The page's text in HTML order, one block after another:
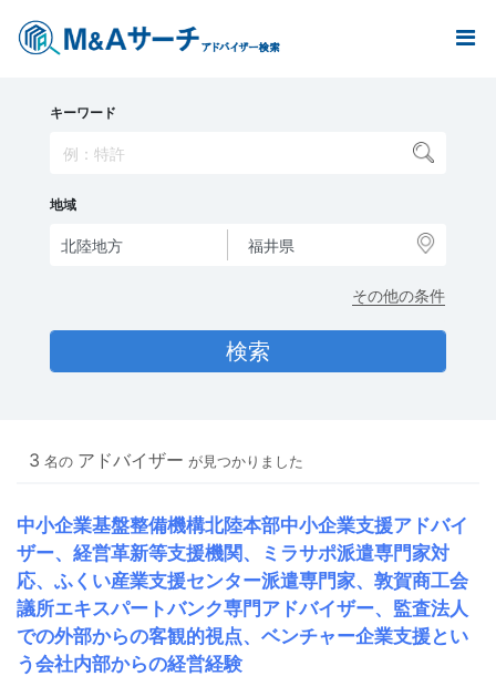
キーワード
地域
その他の条件
3 名の アドバイザー が見つかりました
中小企業基盤整備機構北陸本部中小企業支援アドバイ
ザー、経営革新等支援機関、ミラサポ派遣専門家対
応、ふくい産業支援センター派遣専門家、敦賀商工会
議所エキスパートバンク専門アドバイザー、監査法人
での外部からの客観的視点、ベンチャー企業支援とい
う会社内部からの経営経験